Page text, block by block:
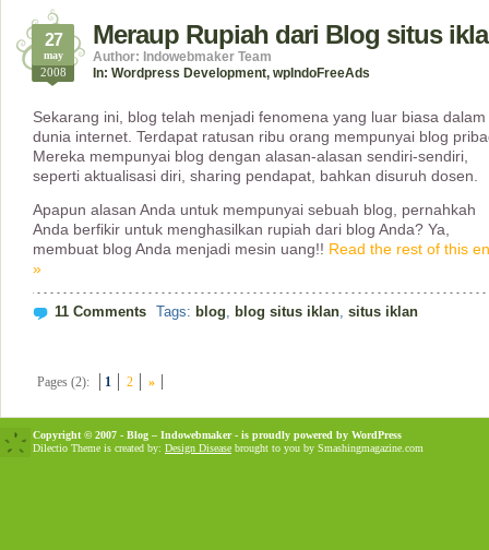
Meraup Rupiah dari Blog situs
27
may
2008
Author: Indowebmaker Team
In: Wordpress Development, wpIndoFreeAds
Sekarang ini, blog telah menjadi fenomena yang luar biasa dalam
dunia internet. Terdapat ratusan ribu orang mempunyai blog
Mereka mempunyai blog dengan alasan-alasan sendiri-sendiri,
seperti aktualisasi diri, sharing pendapat, bahkan disuruh dosen.
Apapun alasan Anda untuk mempunyai sebuah blog, pernahkah
Anda berfikir untuk menghasilkan rupiah dari blog Anda? Ya,
membuat blog Anda menjadi mesin uang!! Read the rest of this
»
11 Comments Tags: blog, blog situs iklan, situs iklan
Pages (2): 1 2 »
Copyright © 2007 - Blog – Indowebmaker - is proudly powered by WordPress
Dilectio Theme is created by: Design Disease brought to you by Smashingmagazine.com